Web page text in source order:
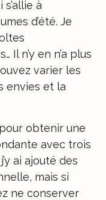
à
d’été. Je
Il n’y en n’a plus
varier les
envies et la
obtenir une
avec trois
ai ajouté des
mais si
ne conserver